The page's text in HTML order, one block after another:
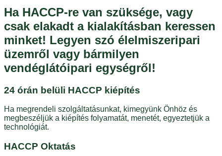
Ha HACCP-re van szüksége, vagy
csak elakadt a kialakításban keressen
minket! Legyen szó élelmiszeripari
üzemről vagy bármilyen
vendéglátóipari egységről!
24 órán belüli HACCP kiépítés
Ha megrendeli szolgáltatásunkat, kimegyünk Önhöz és
megbeszéljük a kiépítés folyamatát, menetét, egyeztetjük a
technológiát.
HACCP Oktatás